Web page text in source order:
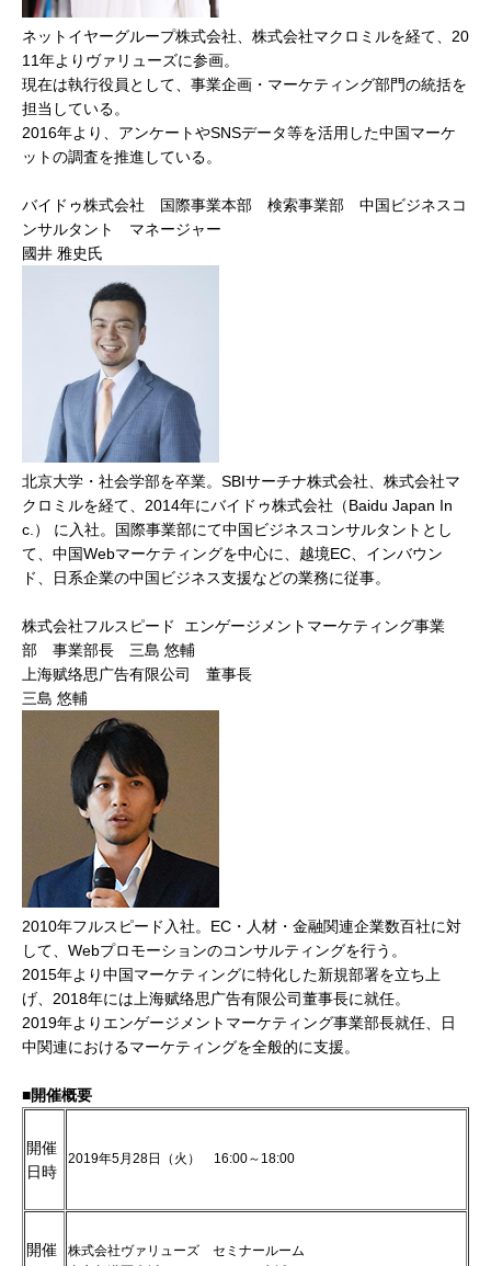
ネットイヤーグループ株式会社、株式会社マクロミルを経て、20
11年よりヴァリューズに参画。
現在は執行役員として、事業企画・マーケティング部門の統括を
担当している。
2016年より、アンケートやSNSデータ等を活用した中国マーケ
ットの調査を推進している。
バイドゥ株式会社 国際事業本部 検索事業部 中国ビジネスコ
ンサルタント マネージャー
國井 雅史氏
北京大学・社会学部を卒業。SBIサーチナ株式会社、株式会社マ
クロミルを経て、2014年にバイドゥ株式会社（Baidu Japan In
c.） に入社。国際事業部にて中国ビジネスコンサルタントとし
て、中国Webマーケティングを中心に、越境EC、インバウン
ド、日系企業の中国ビジネス支援などの業務に従事。
株式会社フルスピード エンゲージメントマーケティング事業
部 事業部長 三島 悠輔
上海赋络思广告有限公司 董事長
三島 悠輔
2010年フルスピード入社。EC・人材・金融関連企業数百社に対
して、Webプロモーションのコンサルティングを行う。
2015年より中国マーケティングに特化した新規部署を立ち上
げ、2018年には上海赋络思广告有限公司董事長に就任。
2019年よりエンゲージメントマーケティング事業部長就任、日
中関連におけるマーケティングを全般的に支援。
■開催概要
開催
日時
2019年5月28日（火） 16:00～18:00
開催
株式会社ヴァリューズ セミナールーム